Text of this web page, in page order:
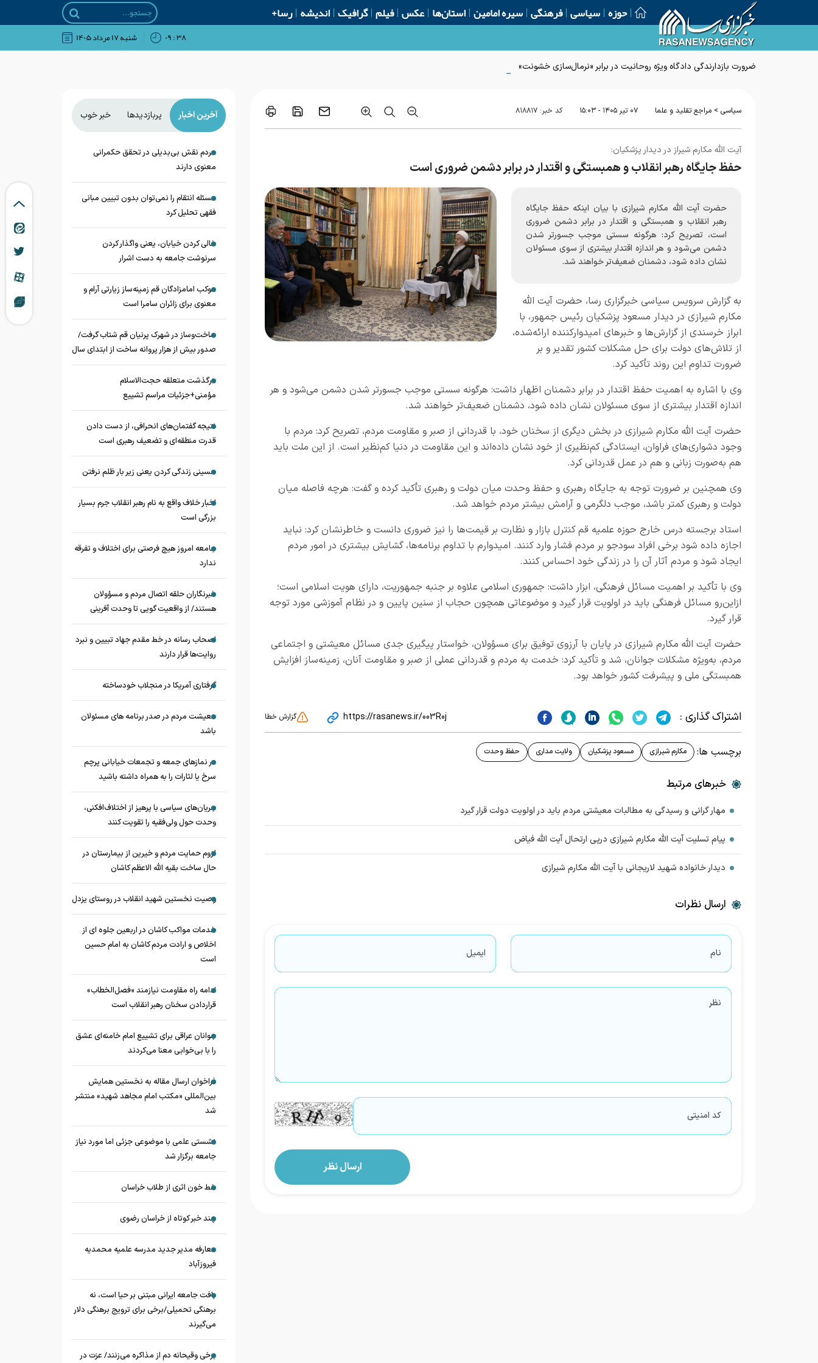
حوزه سیاسی فرهنگی سیره امامین استان‌ها عکس فیلم گرافیک اندیشه رسا+
۳۸ : ۰۹ شنبه ۱۷ مرداد ۱۴۰۵
ضرورت بازدارندگی دادگاه ویژه روحانیت در برابر «نرمال‌سازی خشونت»
سیاسی > مراجع تقلید و علما ۰۷ تير ۱۴۰۵ - ۱۵:۰۳ کد خبر: ۸۱۸۸۱۷
آیت الله مکارم شیراز در دیدار پزشکیان:
حفظ جایگاه رهبر انقلاب و همبستگی و اقتدار در برابر دشمن ضروری است
حضرت آیت الله مکارم شیرازی با بیان اینکه حفظ جایگاه
رهبر انقلاب و همبستگی و اقتدار در برابر دشمن ضروری
است، تصریح کرد: هرگونه سستی موجب جسورتر شدن
دشمن می‌شود و هر اندازه اقتدار بیشتری از سوی مسئولان
نشان داده شود، دشمنان ضعیف‌تر خواهند شد.
به گزارش سرویس سیاسی خبرگزاری رسا، حضرت آیت الله
مکارم شیرازی در دیدار مسعود پزشکیان رئیس جمهور، با
ابراز خرسندی از گزارش‌ها و خبرهای امیدوارکننده ارائه‌شده،
از تلاش‌های دولت برای حل مشکلات کشور تقدیر و بر
ضرورت تداوم این روند تأکید کرد.
وی با اشاره به اهمیت حفظ اقتدار در برابر دشمنان اظهار داشت: هرگونه سستی موجب جسورتر شدن دشمن می‌شود و هر
اندازه اقتدار بیشتری از سوی مسئولان نشان داده شود، دشمنان ضعیف‌تر خواهند شد.
حضرت آیت الله مکارم شیرازی در بخش دیگری از سخنان خود، با قدردانی از صبر و مقاومت مردم، تصریح کرد: مردم با
وجود دشواری‌های فراوان، ایستادگی کم‌نظیری از خود نشان داده‌اند و این مقاومت در دنیا کم‌نظیر است. از این ملت باید
هم به‌صورت زبانی و هم در عمل قدردانی کرد.
وی همچنین بر ضرورت توجه به جایگاه رهبری و حفظ وحدت میان دولت و رهبری تأکید کرده و گفت: هرچه فاصله میان
دولت و رهبری کمتر باشد، موجب دلگرمی و آرامش بیشتر مردم خواهد شد.
استاد برجسته درس خارج حوزه علمیه قم کنترل بازار و نظارت بر قیمت‌ها را نیز ضروری دانست و خاطرنشان کرد: نباید
اجازه داده شود برخی افراد سودجو بر مردم فشار وارد کنند. امیدوارم با تداوم برنامه‌ها، گشایش بیشتری در امور مردم
ایجاد شود و مردم آثار آن را در زندگی خود احساس کنند.
وی با تأکید بر اهمیت مسائل فرهنگی، ابزار داشت: جمهوری اسلامی علاوه بر جنبه جمهوریت، دارای هویت اسلامی است؛
ازاین‌رو مسائل فرهنگی باید در اولویت قرار گیرد و موضوعاتی همچون حجاب از سنین پایین و در نظام آموزشی مورد توجه
قرار گیرد.
حضرت آیت الله مکارم شیرازی در پایان با آرزوی توفیق برای مسؤولان، خواستار پیگیری جدی مسائل معیشتی و اجتماعی
مردم، به‌ویژه مشکلات جوانان، شد و تأکید کرد: خدمت به مردم و قدردانی عملی از صبر و مقاومت آنان، زمینه‌ساز افزایش
همبستگی ملی و پیشرفت کشور خواهد بود.
اشتراک گذاری : https://rasanews.ir/003R0j گزارش خطا
برچسب ها: مکارم شیرازی مسعود پزشکیان ولایت مداری حفظ وحدت
خبرهای مرتبط
مهار گرانی و رسیدگی به مطالبات معیشتی مردم باید در اولویت دولت قرار گیرد
پیام تسلیت آیت الله مکارم شیرازی درپی ارتحال آیت الله فیاض
دیدار خانواده شهید لاریجانی با آیت الله مکارم شیرازی
ارسال نظرات
آخرین اخبار پربازدیدها خبر خوب
مردم نقش بی‌بدیلی در تحقق حکمرانی
معنوی دارند
مسئله انتقام را نمی‌توان بدون تبیین مبانی
فقهی تحلیل کرد
خالی کردن خیابان، یعنی واگذار کردن
سرنوشت جامعه به دست اشرار
موکب امامزادگان قم زمینه‌ساز زیارتی آرام و
معنوی برای زائران سامرا است
ساخت‌وساز در شهرک پرنیان قم شتاب گرفت/
صدور بیش از هزار پروانه ساخت از ابتدای سال
درگذشت متعلقه حجت‌الاسلام
مؤمنی+جزئیات مراسم تشییع
نتیجه گفتمان‌های انحرافی، از دست دادن
قدرت منطقه‌ای و تضعیف رهبری است
حسینی زندگی کردن یعنی زیر بار ظلم نرفتن
اخبار خلاف واقع به نام رهبر انقلاب جرم بسیار
بزرگی است
جامعه امروز هیچ فرصتی برای اختلاف و تفرقه
ندارد
خبرنگاران حلقه اتصال مردم و مسؤولان
هستند/ از واقعیت گویی تا وحدت آفرینی
اصحاب رسانه در خط مقدم جهاد تبیین و نبرد
روایت‌ها قرار دارند
گرفتاری آمریکا در منجلاب خودساخته
معیشت مردم در صدر برنامه های مسئولان
باشد
در نماز‌های جمعه و تجمعات خیابانی پرچم
سرخ یا لثارات را به همراه داشته باشید
جریان‌های سیاسی با پرهیز از اختلاف‌افکنی،
وحدت حول ولی‌فقیه را تقویت کنند
لزوم حمایت مردم و خیرین از بیمارستان در
حال ساخت بقیه الله الاعظم کاشان
وصیت نخستین شهید انقلاب در روستای یزدل
خدمات مواکب کاشان در اربعین جلوه ای از
اخلاص و ارادت مردم کاشان به امام حسین
است
ادامه راه مقاومت نیازمند «فصل‌الخطاب»
قراردادن سخنان رهبر انقلاب است
جوانان عراقی برای تشییع امام خامنه‌ای عشق
را با بی‌خوابی معنا می‌کردند
فراخوان ارسال مقاله به نخستین همایش
بین‌المللی «مکتب امام مجاهد شهید» منتشر
شد
نشستی علمی با موضوعی جزئی اما مورد نیاز
جامعه برگزار شد
خط خون اثری از طلاب خراسان
چند خبر کوتاه از خراسان رضوی
معارفه مدیر جدید مدرسه علمیه محمدیه
فیروزآباد
بافت جامعه ایرانی مبتنی بر حیا است، نه
برهنگی تحمیلی/برخی برای ترویج برهنگی دلار
می‌گیرند
برخی وقیحانه دم از مذاکره می‌زنند/ عزت در